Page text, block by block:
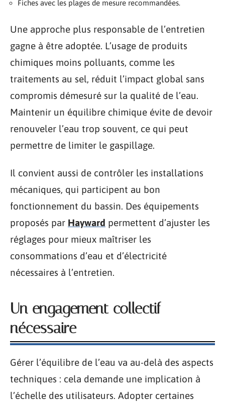
Fiches avec les plages de mesure recommandées.
Une approche plus responsable de l’entretien
gagne à être adoptée. L’usage de produits
chimiques moins polluants, comme les
traitements au sel, réduit l’impact global sans
compromis démesuré sur la qualité de l’eau.
Maintenir un équilibre chimique évite de devoir
renouveler l’eau trop souvent, ce qui peut
permettre de limiter le gaspillage.
Il convient aussi de contrôler les installations
mécaniques, qui participent au bon
fonctionnement du bassin. Des équipements
proposés par Hayward permettent d’ajuster les
réglages pour mieux maîtriser les
consommations d’eau et d’électricité
nécessaires à l’entretien.
Un engagement collectif
nécessaire
Gérer l’équilibre de l’eau va au-delà des aspects
techniques : cela demande une implication à
l’échelle des utilisateurs. Adopter certaines